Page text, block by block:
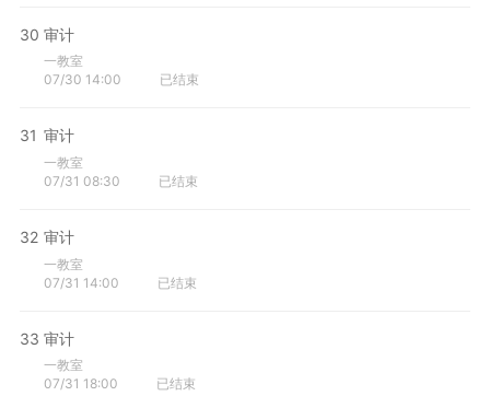
30 审计
一教室
07/30 14:00
已结束
31 审计
一教室
07/31 08:30
已结束
32 审计
一教室
07/31 14:00
已结束
33 审计
一教室
07/31 18:00
已结束